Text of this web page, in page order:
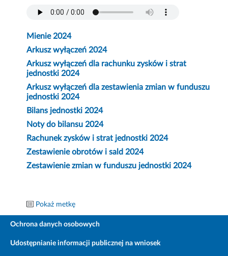
Mienie 2024
Arkusz wyłączeń 2024
Arkusz wyłączeń dla rachunku zysków i strat
jednostki 2024
Arkusz wyłączeń dla zestawienia zmian w funduszu
jednostki 2024
Bilans jednostki 2024
Noty do bilansu 2024
Rachunek zysków i strat jednostki 2024
Zestawienie obrotów i sald 2024
Zestawienie zmian w funduszu jednostki 2024
Pokaż metkę
Ochrona danych osobowych
Udostępnianie informacji publicznej na wniosek